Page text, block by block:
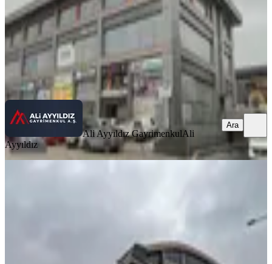
4.750.000 ₺
Ali Ayyıldız Gayrimenkul Ali Ayyıldız
Ali Ayyıldız GayrimenkulAli
Ayyıldız
Ara
7.500.000 ₺